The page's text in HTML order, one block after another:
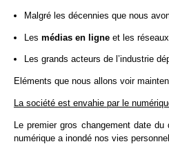
Malgré les décennies que nous
Lesmédias en ligneet les
Les grands acteurs de l’industrie
Eléments que nous allons voir
La société est envahie par le
Le premier gros changement date
numérique a inondé nos vies